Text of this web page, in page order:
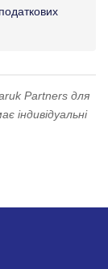
Partners для
індивідуальні